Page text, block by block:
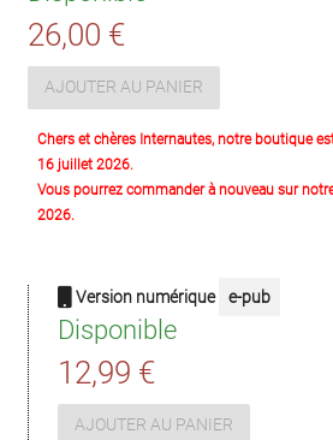
26,00 €
AJOUTER AU PANIER
Chers et chères Internautes, notre boutique
16 juillet 2026.
Vous pourrez commander à nouveau sur
2026.
Version numérique e-pub
Disponible
12,99 €
AJOUTER AU PANIER